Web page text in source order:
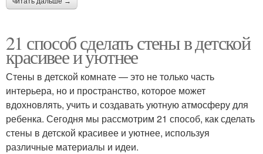
21 способ сделать стены в детской
красивее и уютнее
Стены в детской комнате — это не только часть
интерьера, но и пространство, которое может
вдохновлять, учить и создавать уютную атмосферу для
ребенка. Сегодня мы рассмотрим 21 способ, как сделать
стены в детской красивее и уютнее, используя
различные материалы и идеи.